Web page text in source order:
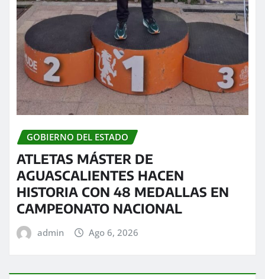
GOBIERNO DEL ESTADO
ATLETAS MÁSTER DE
AGUASCALIENTES HACEN
HISTORIA CON 48 MEDALLAS EN
CAMPEONATO NACIONAL
admin Ago 6, 2026